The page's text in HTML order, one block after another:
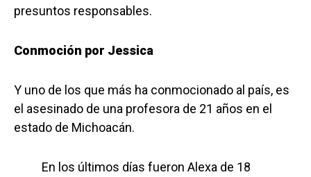
presuntos responsables.
Conmoción por Jessica
Y uno de los que más ha conmocionado al país, es
el asesinado de una profesora de 21 años en el
estado de Michoacán.
En los últimos días fueron Alexa de 18